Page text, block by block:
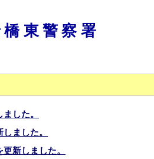
橋東警察署
した。
ました。
新しました。